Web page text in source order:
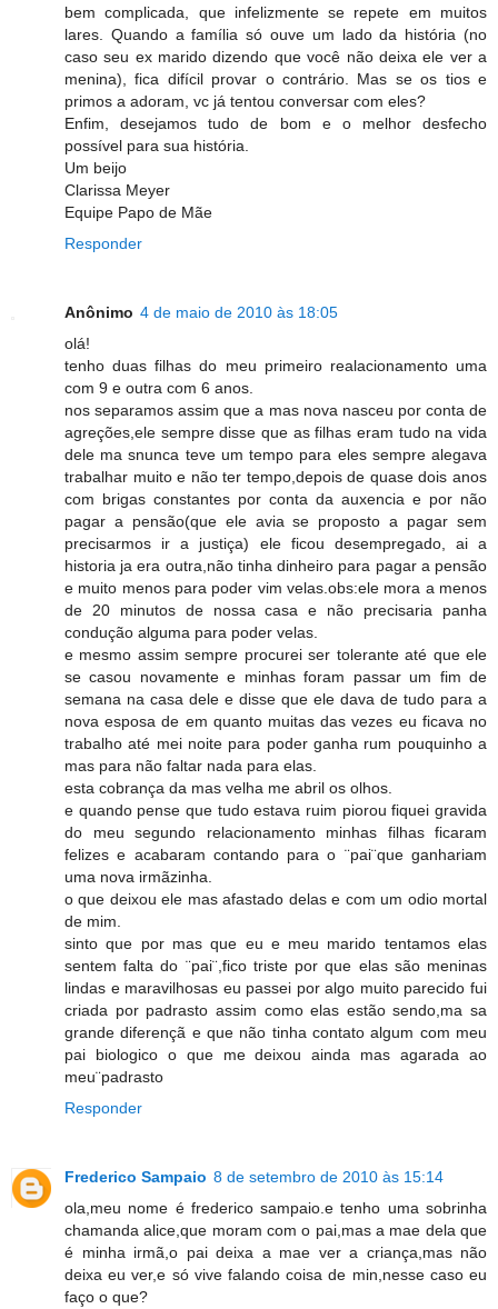
bem complicada, que infelizmente se repete em muitos
lares. Quando a família só ouve um lado da história (no
caso seu ex marido dizendo que você não deixa ele ver a
menina), fica difícil provar o contrário. Mas se os tios e
primos a adoram, vc já tentou conversar com eles?
Enfim, desejamos tudo de bom e o melhor desfecho
possível para sua história.
Um beijo
Clarissa Meyer
Equipe Papo de Mãe
Responder
Anônimo 4 de maio de 2010 às 18:05
olá!
tenho duas filhas do meu primeiro realacionamento uma
com 9 e outra com 6 anos.
nos separamos assim que a mas nova nasceu por conta de
agreções,ele sempre disse que as filhas eram tudo na vida
dele ma snunca teve um tempo para eles sempre alegava
trabalhar muito e não ter tempo,depois de quase dois anos
com brigas constantes por conta da auxencia e por não
pagar a pensão(que ele avia se proposto a pagar sem
precisarmos ir a justiça) ele ficou desempregado, ai a
historia ja era outra,não tinha dinheiro para pagar a pensão
e muito menos para poder vim velas.obs:ele mora a menos
de 20 minutos de nossa casa e não precisaria panha
condução alguma para poder velas.
e mesmo assim sempre procurei ser tolerante até que ele
se casou novamente e minhas foram passar um fim de
semana na casa dele e disse que ele dava de tudo para a
nova esposa de em quanto muitas das vezes eu ficava no
trabalho até mei noite para poder ganha rum pouquinho a
mas para não faltar nada para elas.
esta cobrança da mas velha me abril os olhos.
e quando pense que tudo estava ruim piorou fiquei gravida
do meu segundo relacionamento minhas filhas ficaram
felizes e acabaram contando para o ¨pai¨que ganhariam
uma nova irmãzinha.
o que deixou ele mas afastado delas e com um odio mortal
de mim.
sinto que por mas que eu e meu marido tentamos elas
sentem falta do ¨pai¨,fico triste por que elas são meninas
lindas e maravilhosas eu passei por algo muito parecido fui
criada por padrasto assim como elas estão sendo,ma sa
grande diferençã e que não tinha contato algum com meu
pai biologico o que me deixou ainda mas agarada ao
meu¨padrasto
Responder
Frederico Sampaio 8 de setembro de 2010 às 15:14
ola,meu nome é frederico sampaio.e tenho uma sobrinha
chamanda alice,que moram com o pai,mas a mae dela que
é minha irmã,o pai deixa a mae ver a criança,mas não
deixa eu ver,e só vive falando coisa de min,nesse caso eu
faço o que?